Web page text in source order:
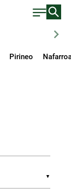
chevron_right
Pirineo
▼